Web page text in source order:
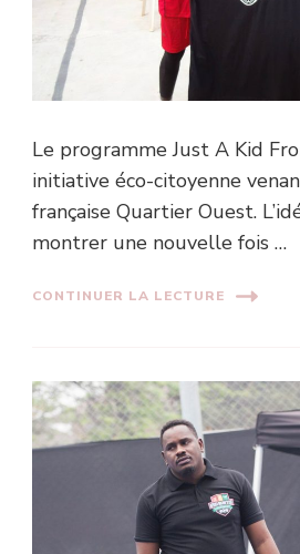
Le programme Just A Kid
initiative éco-citoyenne
française Quartier Ouest.
montrer une nouvelle fois …
CONTINUER LA LECTURE